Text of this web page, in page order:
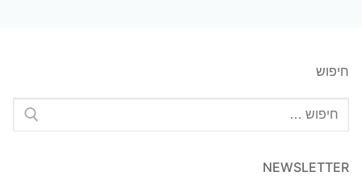
חיפוש
חפש:
NEWSLETTER